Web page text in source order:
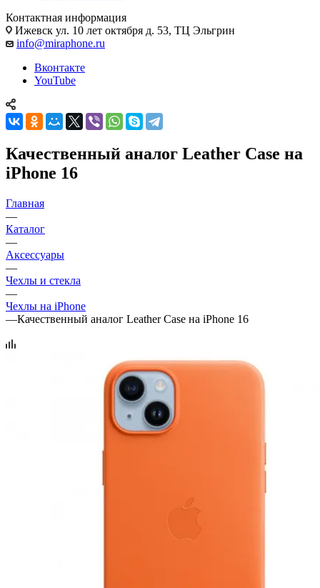
Контактная информация
Ижевск ул. 10 лет октября д. 53, ТЦ Эльгрин
info@miraphone.ru
Вконтакте
YouTube
Качественный аналог Leather Case на
iPhone 16
Главная
—
Каталог
—
Аксессуары
—
Чехлы и стекла
—
Чехлы на iPhone
—Качественный аналог Leather Case на iPhone 16